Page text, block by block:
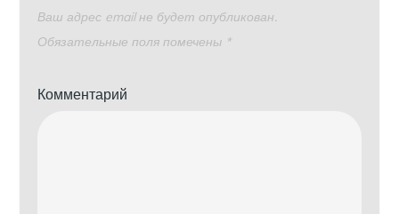
Ваш адрес email не будет опубликован.
Обязательные поля помечены *
Комментарий